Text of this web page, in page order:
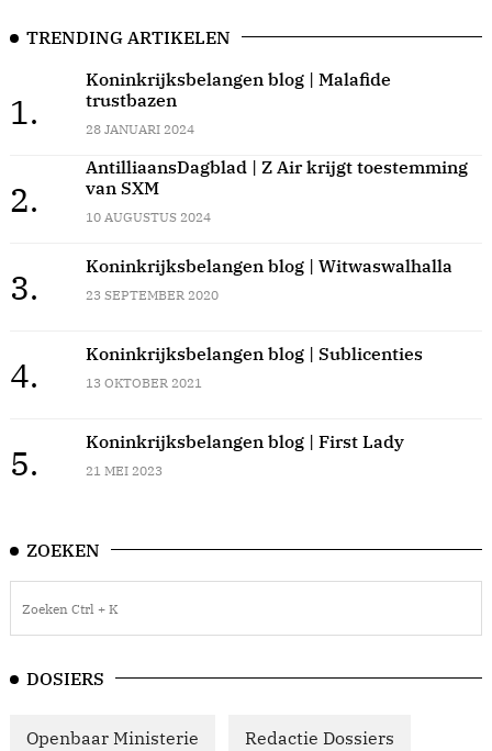
TRENDING ARTIKELEN
1.
Koninkrijksbelangen blog | Malafide
trustbazen
28 JANUARI 2024
2.
AntilliaansDagblad | Z Air krijgt toestemming
van SXM
10 AUGUSTUS 2024
3.
Koninkrijksbelangen blog | Witwaswalhalla
23 SEPTEMBER 2020
4.
Koninkrijksbelangen blog | Sublicenties
13 OKTOBER 2021
5.
Koninkrijksbelangen blog | First Lady
21 MEI 2023
ZOEKEN
DOSIERS
Openbaar Ministerie Redactie Dossiers